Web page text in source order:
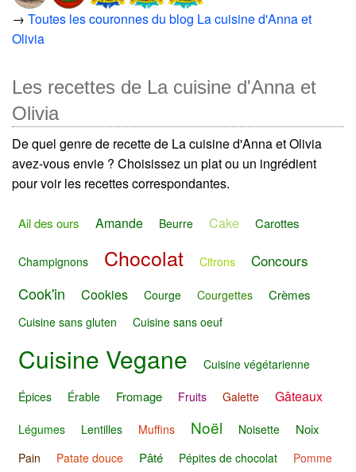
→ Toutes les couronnes du blog La cuisine d'Anna et
Olivia
Les recettes de La cuisine d'Anna et
Olivia
De quel genre de recette de La cuisine d'Anna et Olivia
avez-vous envie ? Choisissez un plat ou un ingrédient
pour voir les recettes correspondantes.
Ail des ours Amande Beurre Cake Carottes
Champignons Chocolat Citrons Concours
Cook'in Cookies Courge Courgettes Crèmes
Cuisine sans gluten Cuisine sans oeuf
Cuisine Vegane Cuisine végétarienne
Épices Érable Fromage Fruits Galette Gâteaux
Légumes Lentilles Muffins Noël Noisette Noix
Pain Patate douce Pâté Pépites de chocolat Pomme